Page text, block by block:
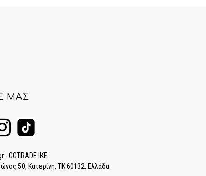
ΜΑΣ
- GGTRADE IKE
50, Κατερίνη, ΤΚ 60132, Ελλάδα